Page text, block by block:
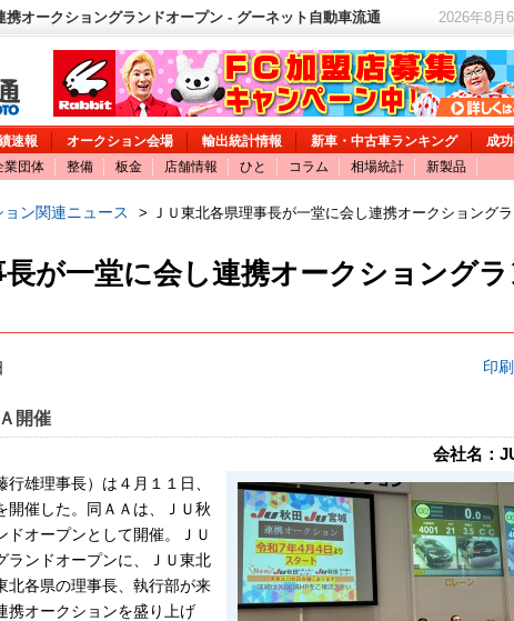
携オークショングランドオープン - グーネット自動車流通 2026年8月
速報 オークション会場 輸出統計情報 新車・中古車ランキング 成
業団体 整備 板金 店舗情報 ひと コラム 相場統計 新製品
ョン関連ニュース > ＪＵ東北各県理事長が一堂に会し連携オークショング
長が一堂に会し連携オークショングラ
印刷
開催
会社名：
雄理事長）は４月１１日、
開催した。同ＡＡは、ＪＵ秋
ドオープンとして開催。ＪＵ
ランドオープンに、ＪＵ東北
北各県の理事長、執行部が来
携オークションを盛り上げ